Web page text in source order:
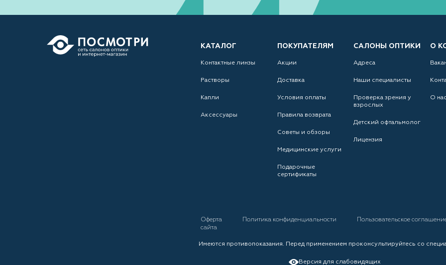
КАТАЛОГ
Контактные линзы
Растворы
Капли
Аксессуары
ПОКУПАТЕЛЯМ
Акции
Доставка
Условия оплаты
Правила возврата
Советы и обзоры
Медицинские услуги
Подарочные
сертификаты
САЛОНЫ ОПТИКИ
Адреса
Наши специалисты
Проверка зрения у
взрослых
Детский офтальмолог
Лицензия
О
О нас
Оферта Политика конфиденциальности Пользовательское
сайта
Имеются противопоказания. Перед применением проконсультируйтесь со
Версия для слабовидящих